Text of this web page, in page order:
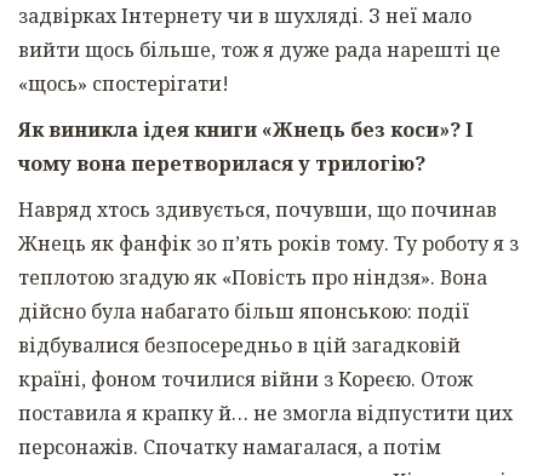
задвірках Інтернету чи в шухляді. З неї мало
вийти щось більше, тож я дуже рада нарешті це
«щось» спостерігати!
Як виникла ідея книги «Жнець без коси»? І
чому вона перетворилася у трилогію?
Навряд хтось здивується, почувши, що починав
Жнець як фанфік зо п’ять років тому. Ту роботу я з
теплотою згадую як «Повість про ніндзя». Вона
дійсно була набагато більш японською: події
відбувалися безпосередньо в цій загадковій
країні, фоном точилися війни з Кореєю. Отож
поставила я крапку й… не змогла відпустити цих
персонажів. Спочатку намагалася, а потім